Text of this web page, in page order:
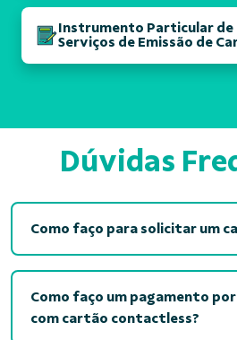
Instrumento Particular de
Serviços de Emissão de
Dúvidas
Como faço para solicitar um
Como faço um pagamento
com cartão contactless?